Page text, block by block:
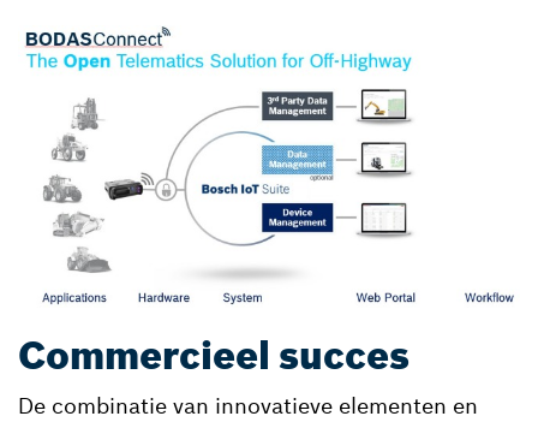
Commercieel succes
De combinatie van innovatieve elementen en